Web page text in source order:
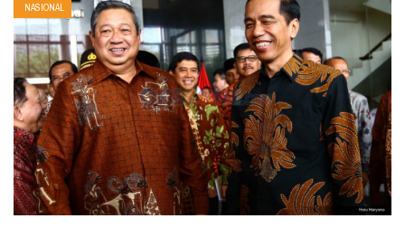
NASIONAL